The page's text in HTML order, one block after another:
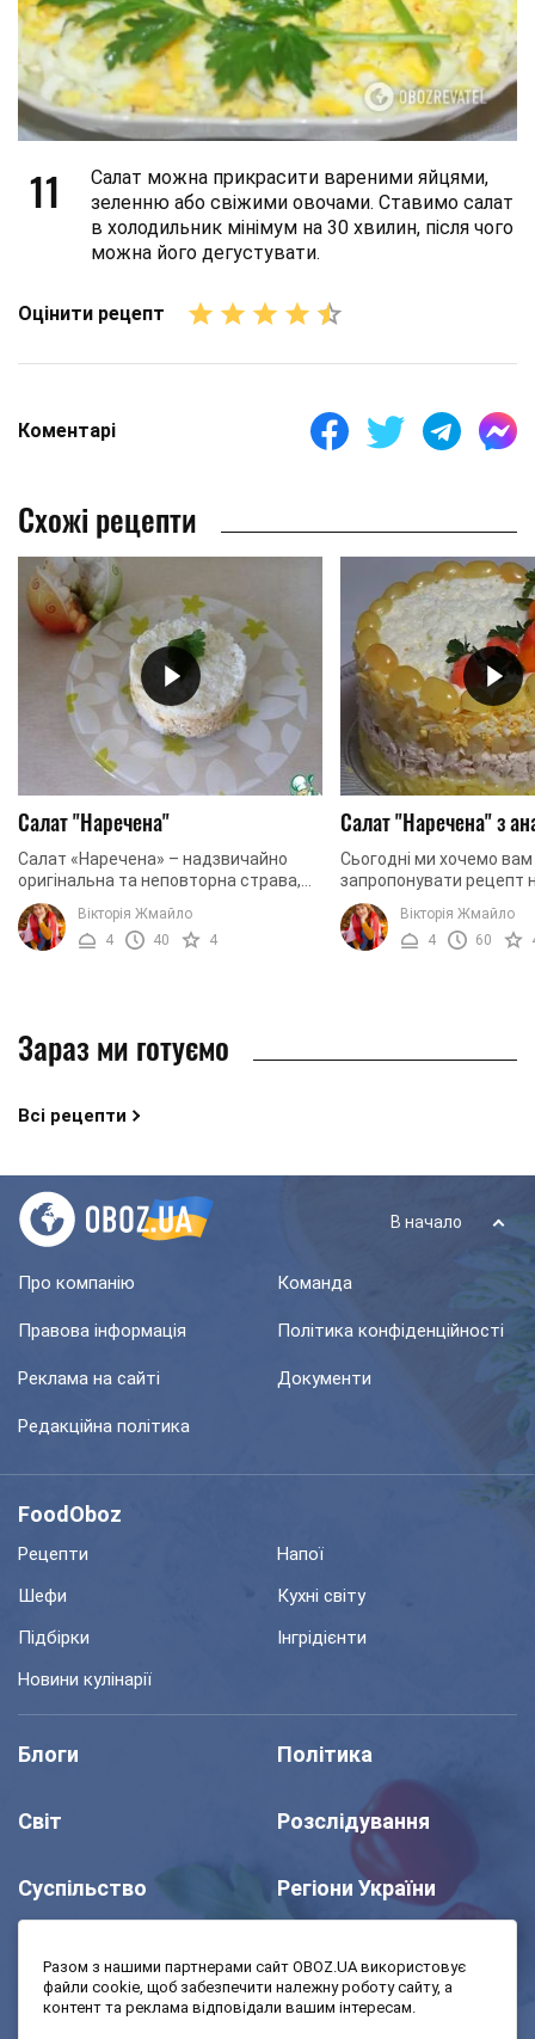
11
Салат можна прикрасити вареними яйцями,
зеленню або свіжими овочами. Ставимо салат
в холодильник мінімум на 30 хвилин, після чого
можна його дегустувати.
Оцінити рецепт
Коментарі
Схожі рецепти
Салат "Наречена"
Салат «Наречена» – надзвичайно
оригінальна та неповторна страва,
яка вирізняється особливим
виглядом та подачею. Саме тому
салат буде чудово ...
Вікторія Жмайло
4
40 4
Салат "Наречена" з
Сьогодні ми хочемо вам
запропонувати рецепт
смачного та красивого
має назву «Наречена».
ніжний та м’який смак, ...
Вікторія Жмайло
4
60
Зараз ми готуємо
Всі рецепти
В начало
Про компанію Команда
Правова інформація Політика конфіденційності
Реклама на сайті Документи
Редакційна політика
FoodOboz
Рецепти
Напої
Шефи
Кухні світу
Підбірки
Інгрідієнти
Новини кулінарії
Блоги Політика
Світ Розслідування
Суспільство Регіони України
Моя школа Авто
Разом з нашими партнерами сайт OBOZ.UA використовує
файли cookie, щоб забезпечити належну роботу сайту, а
контент та реклама відповідали вашим інтересам.